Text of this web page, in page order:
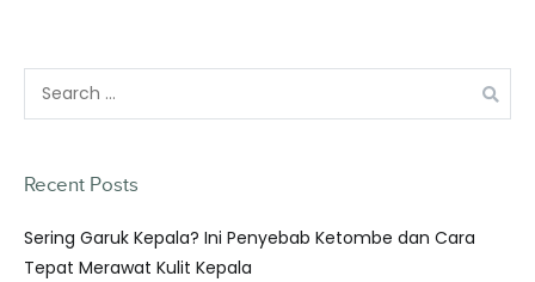
Recent Posts
Sering Garuk Kepala? Ini Penyebab Ketombe dan Cara
Tepat Merawat Kulit Kepala